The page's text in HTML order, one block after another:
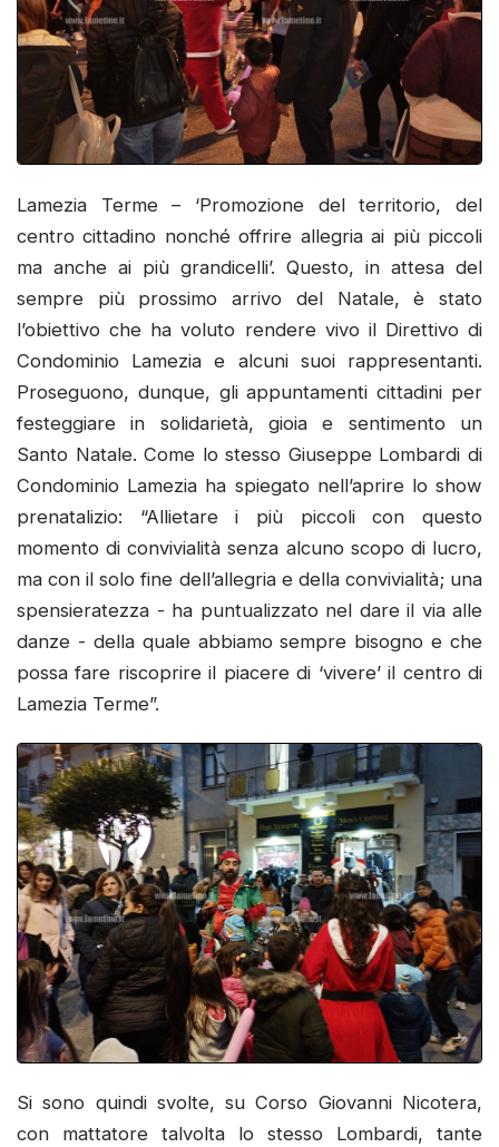
Lamezia Terme – ‘Promozione del territorio, del
centro cittadino nonché offrire allegria ai più piccoli
ma anche ai più grandicelli’. Questo, in attesa del
sempre più prossimo arrivo del Natale, è stato
l’obiettivo che ha voluto rendere vivo il Direttivo di
Condominio Lamezia e alcuni suoi rappresentanti.
Proseguono, dunque, gli appuntamenti cittadini per
festeggiare in solidarietà, gioia e sentimento un
Santo Natale. Come lo stesso Giuseppe Lombardi di
Condominio Lamezia ha spiegato nell’aprire lo show
prenatalizio: “Allietare i più piccoli con questo
momento di convivialità senza alcuno scopo di lucro,
ma con il solo fine dell’allegria e della convivialità; una
spensieratezza - ha puntualizzato nel dare il via alle
danze - della quale abbiamo sempre bisogno e che
possa fare riscoprire il piacere di ‘vivere’ il centro di
Lamezia Terme”.
Si sono quindi svolte, su Corso Giovanni Nicotera,
con mattatore talvolta lo stesso Lombardi, tante